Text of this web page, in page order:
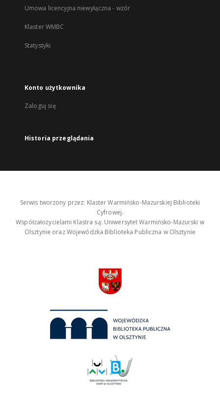
Umowa licencyjna niewyłączna - wzór
Klaster WMBC
Statystyki
Konto użytkownika
Zaloguj się
Historia przeglądania
Serwis tworzony przez: Klaster Warmińsko-Mazurskiej Biblioteki
Cyfrowej.
Współzałożycielami Klastra są: Uniwersytet Warmińsko-Mazurski w
Olsztynie oraz Wojewódzka Biblioteka Publiczna w Olsztynie